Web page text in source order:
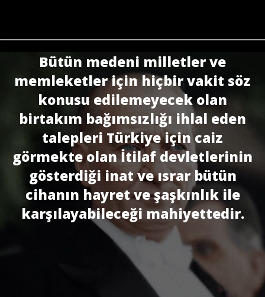
Bütün medeni milletler ve
memleketler için hiçbir vakit söz
konusu edilemeyecek olan
birtakım bağımsızlığı ihlal eden
talepleri Türkiye için caiz
görmekte olan İtilaf devletlerinin
gösterdiği inat ve ısrar bütün
cihanın hayret ve şaşkınlık ile
karşılayabileceği mahiyettedir.